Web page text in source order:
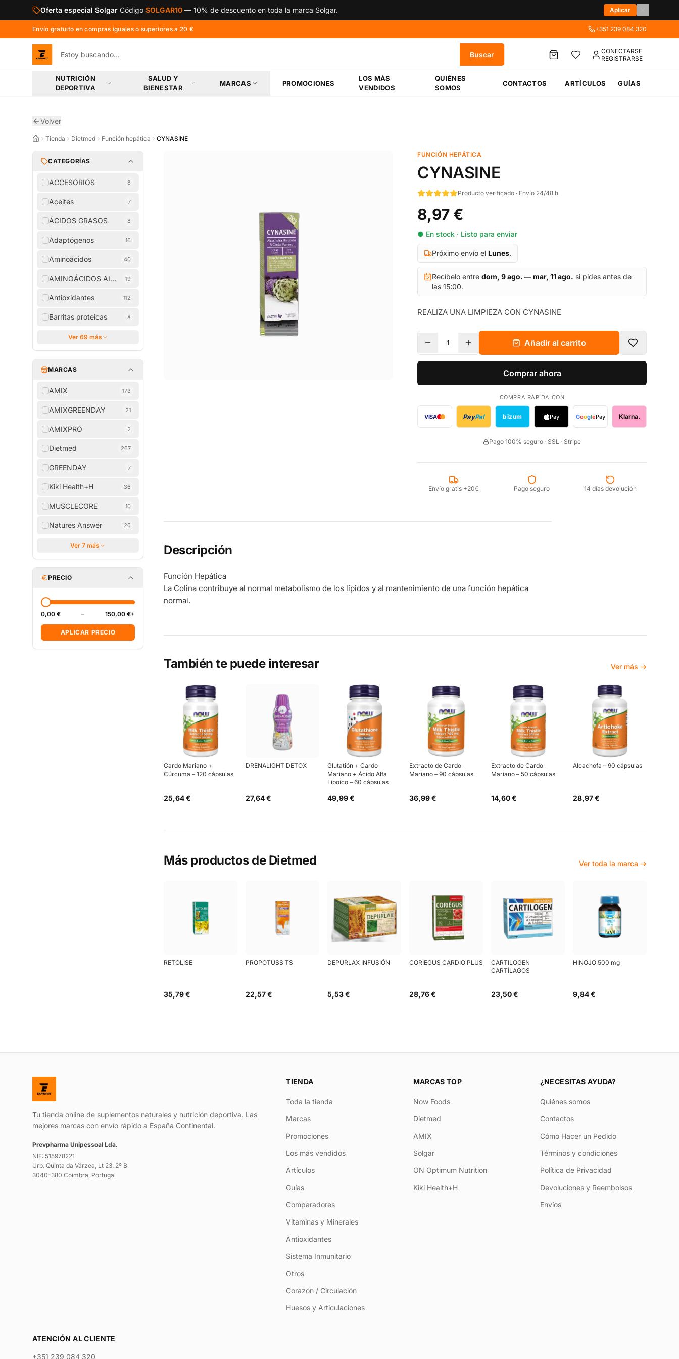
Saltar al contenido principal
Oferta especial NOW Foods CódigoNOW10—10% de descuento en toda la marca NOW Foods. Aplicar
Envío gratuito en compras iguales o superiores a 20 € +351 239 084 320
Buscar
CONECTARSE
REGISTRARSE
NUTRICIÓN
DEPORTIVA
SALUD Y
BIENESTAR
MARCAS PROMOCIONES
LOS MÁS
VENDIDOS
QUIÉNES
SOMOS
CONTACTOS ARTÍCULOS GUÍAS
Volver
Tienda Dietmed Función hepática CYNASINE
CATEGORÍAS
ACCESORIOS 8
Aceites 7
ÁCIDOS GRASOS 8
Adaptógenos 16
Aminoácidos 40
AMINOÁCIDOS AISLADOS
19
Antioxidantes 112
Barritas proteicas 8
Ver 69 más
MARCAS
AMIX 173
AMIXGREENDAY 21
AMIXPRO 2
Dietmed 267
GREENDAY 7
Kiki Health+H 36
MUSCLECORE 10
Natures Answer 26
Ver 7 más
PRECIO
0,00 € – 150,00 €+
APLICAR PRECIO
FUNCIÓN HEPÁTICA
CYNASINE
Producto verificado · Envío 24/48 h
8,97 €
● En stock · Listo para enviar
Próximo envío el Lunes.
Recíbelo entre dom, 9 ago. — mar, 11 ago. si pides antes de
las 15:00.
REALIZA UNA LIMPIEZA CON CYNASINE
1 Añadir al carrito
Comprar ahora
COMPRA RÁPIDA CON
VISA PayPal bizum Pay GooglePay Klarna.
Pago 100% seguro · SSL · Stripe
Envío gratis +20€ Pago seguro 14 días devolución
Descripción
Función Hepática
La Colina contribuye al normal metabolismo de los lípidos y al mantenimiento de una función hepática
normal.
También te puede interesar Ver más →
Cardo Mariano +
Cúrcuma – 120 cápsulas
25,64 €
DRENALIGHT DETOX
27,64 €
Glutatión + Cardo
Mariano + Ácido Alfa
Lipoico – 60 cápsulas
49,99 €
Extracto de Cardo
Mariano – 90 cápsulas
36,99 €
Extracto de Cardo
Mariano – 50 cápsulas
14,60 €
Alcachofa – 90 cápsulas
28,97 €
Más productos de Dietmed Ver toda la marca →
RETOLISE
35,79 €
PROPOTUSS TS
22,57 €
DEPURLAX INFUSIÓN
5,53 €
CORIEGUS CARDIO PLUS
28,76 €
CARTILOGEN
CARTÍLAGOS
23,50 €
HINOJO 500 mg
9,84 €
Tu tienda online de suplementos naturales y nutrición deportiva. Las
mejores marcas con envío rápido a España Continental.
Prevpharma Unipessoal Lda.
NIF: 515978221
Urb. Quinta da Várzea, Lt 23, 2º B
3040-380 Coimbra, Portugal
TIENDA
Toda la tienda
Marcas
Promociones
Los más vendidos
Artículos
Guías
Comparadores
Vitaminas y Minerales
Antioxidantes
Sistema Inmunitario
Otros
Corazón / Circulación
Huesos y Articulaciones
MARCAS TOP
Now Foods
Dietmed
AMIX
Solgar
ON Optimum Nutrition
Kiki Health+H
¿NECESITAS AYUDA?
Quiénes somos
Contactos
Cómo Hacer un Pedido
Términos y condiciones
Política de Privacidad
Devoluciones y Reembolsos
Envíos
ATENCIÓN AL CLIENTE
+351 239 084 320